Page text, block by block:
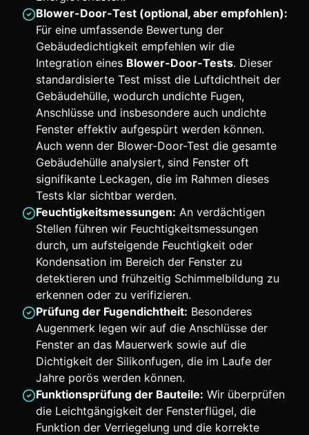
Blower-Door-Test (optional, aber empfohlen):
Für eine umfassende Bewertung der
Gebäudedichtigkeit empfehlen wir die
Integration eines Blower-Door-Tests. Dieser
standardisierte Test misst die Luftdichtheit der
Gebäudehülle, wodurch undichte Fugen,
Anschlüsse und insbesondere auch undichte
Fenster effektiv aufgespürt werden können.
Auch wenn der Blower-Door-Test die gesamte
Gebäudehülle analysiert, sind Fenster oft
signifikante Leckagen, die im Rahmen dieses
Tests klar sichtbar werden.
Feuchtigkeitsmessungen: An verdächtigen
Stellen führen wir Feuchtigkeitsmessungen
durch, um aufsteigende Feuchtigkeit oder
Kondensation im Bereich der Fenster zu
detektieren und frühzeitig Schimmelbildung zu
erkennen oder zu verifizieren.
Prüfung der Fugendichtheit: Besonderes
Augenmerk legen wir auf die Anschlüsse der
Fenster an das Mauerwerk sowie auf die
Dichtigkeit der Silikonfugen, die im Laufe der
Jahre porös werden können.
Funktionsprüfung der Bauteile: Wir überprüfen
die Leichtgängigkeit der Fensterflügel, die
Funktion der Verriegelung und die korrekte